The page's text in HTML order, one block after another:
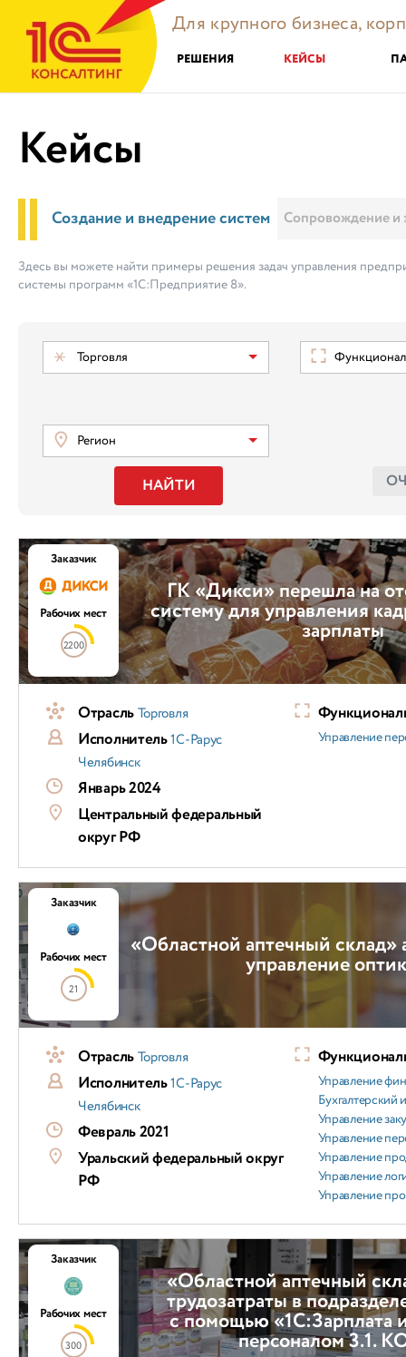
Для крупного бизнеса,
РЕШЕНИЯ КЕЙСЫ
Кейсы
Создание и внедрение систем Сопровождение и
Здесь вы можете найти примеры решения задач управления
системы программ «1С:Предприятие 8».
Торговля
Регион
НАЙТИ
ГК «Дикси» перешла на
систему для управления
зарплаты
Заказчик
Рабочих мест
2200
ОтрасльТорговля
Исполнитель1С-Рарус
Челябинск
Январь 2024
Центральный федеральный
округ РФ
Управление
«Областной аптечный склад»
управление
Заказчик
Рабочих мест
21
ОтрасльТорговля
Исполнитель1С-Рарус
Челябинск
Февраль 2021
Уральский федеральный округ
РФ
Управление
Бухгалтерский
Управление
Управление
Управление
Управление
Управление
«Областной аптечный
трудозатраты в
с помощью «1С:Зарплата
персоналом 3.1.
Заказчик
Рабочих мест
300